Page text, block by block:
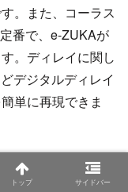
。また、コーラス
番で、e-ZUKAが
。ディレイに関し
デジタルディレイ
単に再現できま
が理想で
トップ サイドバー